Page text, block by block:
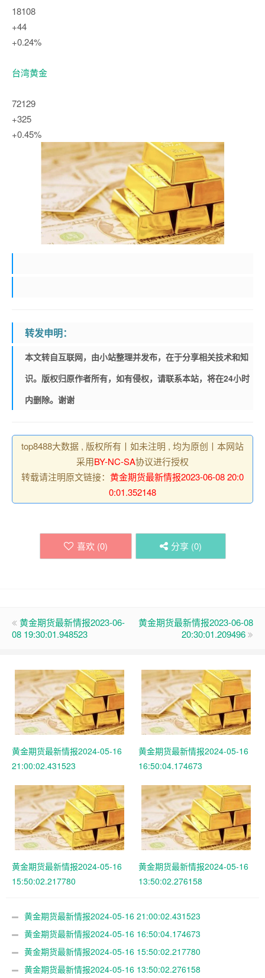
18108
+44
+0.24%
台湾黄金
72129
+325
+0.45%
转发申明：
本文转自互联网，由小站整理并发布，在于分享相关技术和知
识。版权归原作者所有，如有侵权，请联系本站，将在24小时
内删除。谢谢
top8488大数据 , 版权所有丨如未注明 , 均为原创丨本网站
采用BY-NC-SA协议进行授权
转载请注明原文链接： 黄金期货最新情报2023-06-08 20:0
0:01.352148
喜欢 (0) 分享 (0)
黄金期货最新情报2023-06-
08 19:30:01.948523
黄金期货最新情报2023-06-08
20:30:01.209496
黄金期货最新情报2024-05-16
21:00:02.431523
黄金期货最新情报2024-05-16
16:50:04.174673
黄金期货最新情报2024-05-16
15:50:02.217780
黄金期货最新情报2024-05-16
13:50:02.276158
黄金期货最新情报2024-05-16 21:00:02.431523
黄金期货最新情报2024-05-16 16:50:04.174673
黄金期货最新情报2024-05-16 15:50:02.217780
黄金期货最新情报2024-05-16 13:50:02.276158